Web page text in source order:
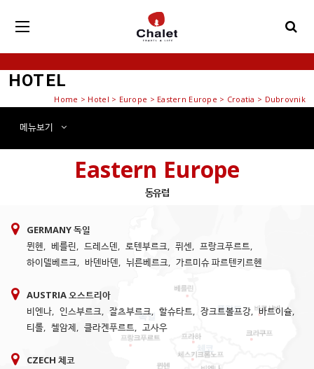
HOTEL
Home > Hotel > Europe > Eastern Europe > Croatia > Dubrovnik
메뉴보기
동유럽
Eastern Europe
GERMANY 독일
뮌헨, 베를린, 드레스덴, 로텐부르크, 퓌센, 프랑크푸르트,
하이델베르크, 바덴바덴, 뉘른베르크, 가르미슈 파르텐키르헨
AUSTRIA 오스트리아
비엔나, 인스부르크, 잘츠부르크, 할슈타트, 장크트볼프강, 바트이슐,
티롤, 첼암제, 클라겐푸르트, 고사우
CZECH 체코